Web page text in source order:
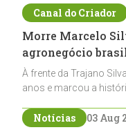
Canal do Criador
Morre Marcelo
agronegócio
À frente da Trajano
anos e marcou a
Notícias 03 Aug